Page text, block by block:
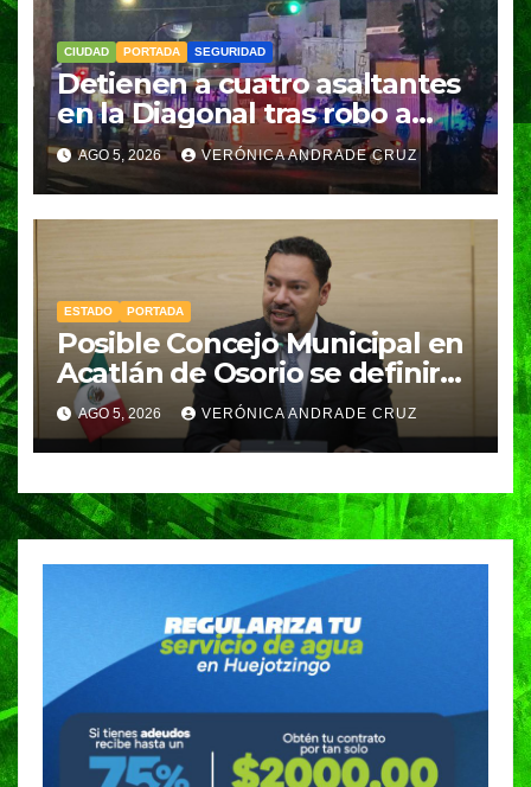
CIUDAD PORTADA SEGURIDAD
Detienen a cuatro asaltantes
en la Diagonal tras robo a
Coppel en el Centro de
Puebla; recuperan celulares y
aseguran un arma
AGO 5, 2026 VERÓNICA ANDRADE CRUZ
ESTADO PORTADA
Posible Concejo Municipal en
Acatlán de Osorio se definirá
en una semana; Congreso
espera resolución de
Gobernación
AGO 5, 2026 VERÓNICA ANDRADE CRUZ